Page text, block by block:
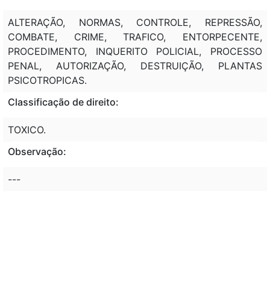
ALTERAÇÃO, NORMAS, CONTROLE, REPRESSÃO,
COMBATE, CRIME, TRAFICO, ENTORPECENTE,
PROCEDIMENTO, INQUERITO POLICIAL, PROCESSO
PENAL, AUTORIZAÇÃO, DESTRUIÇÃO, PLANTAS
PSICOTROPICAS.
Classificação de direito:
TOXICO.
Observação:
---